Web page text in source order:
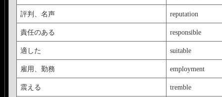
評判、名声 reputation
責任のある responsible
適した suitable
雇用、勤務 employment
震える tremble